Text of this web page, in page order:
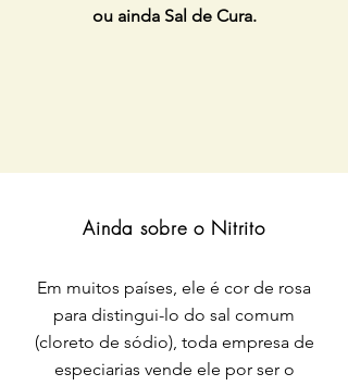
ou ainda Sal de Cura.
Ainda sobre o Nitrito
Em muitos países, ele é cor de rosa
para distingui-lo do sal comum
(cloreto de sódio), toda empresa de
especiarias vende ele por ser o